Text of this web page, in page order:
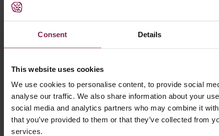
Consent Details
This website uses cookies
We use cookies to personalise content, to provide social
analyse our traffic. We also share information about your
social media and analytics partners who may combine it
that you’ve provided to them or that they’ve collected from
services.